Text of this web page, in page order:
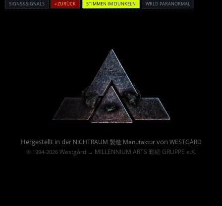
SIGNS&SIGNALS
« ZURÜCK STIMMEN IM DUNKELN WRLD PARANORMAL
Hergestellt in der NICHTRAUM 製造 Manufakturvon WESTGÅRD
© 1994-2026 Westgård→ MILLENNIUM ARTS 勤続 GRUPPE e.K.
Powered By :